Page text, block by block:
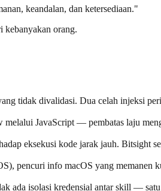
keandalan, dan ketersediaan."
kebanyakan orang.
tidak divalidasi. Dua celah injeksi
melalui JavaScript — pembatas laju
eksekusi kode jarak jauh. Bitsight
pencuri info macOS yang memanen
ada isolasi kredensial antar skill —